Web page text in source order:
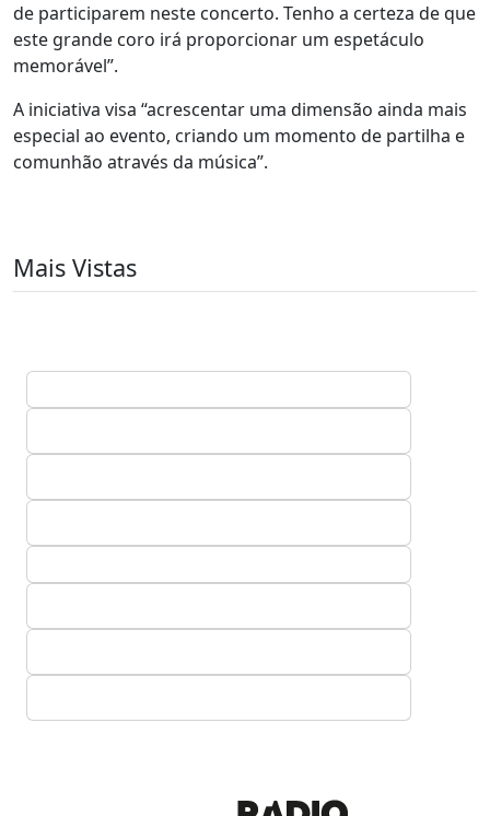
de participarem neste concerto. Tenho a certeza de que
este grande coro irá proporcionar um espetáculo
memorável”.
A iniciativa visa “acrescentar uma dimensão ainda mais
especial ao evento, criando um momento de partilha e
comunhão através da música”.
Mais Vistas